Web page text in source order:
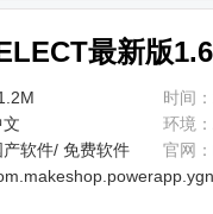
最新版
时间：
环境：
产软件/ 免费软件 官网：